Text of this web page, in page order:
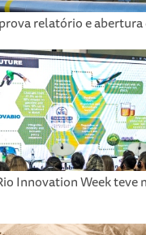
relatório e
Innovation Week teve